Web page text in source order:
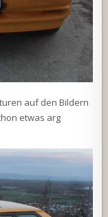
auf den Bildern
etwas arg